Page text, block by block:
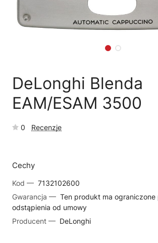
DeLonghi Blenda
EAM/ESAM 3500
0 Recenzje
Cechy
Kod — 7132102600
Gwarancja — Ten produkt ma ograniczone
odstąpienia od umowy
Producent — DeLonghi